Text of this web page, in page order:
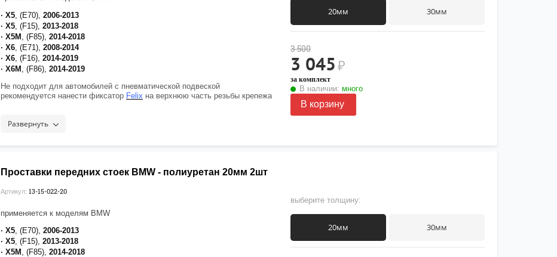
· X5 , (E70), 2006-2013
· X5 , (F15), 2013-2018
· X5M
, (F85), 2014-2018
· X6 , (E71), 2008-2014
· X6 , (F16), 2014-2019
· X6M
, (F86), 2014-2019
Не подходит для автомобилей с пневматической подвеской
рекомендуется нанести фиксатор Felix на верхнюю часть резьбы крепежа
Развернуть
20мм 30мм
3 500
3 045 ₽
за комплект
В наличии: много
В корзину
Проставки передних стоек BMW - полиуретан 20мм 2шт
Артикул: 13-15-022-20
применяется к моделям BMW
· X5 , (E70), 2006-2013
· X5 , (F15), 2013-2018
· X5M
, (F85), 2014-2018
выберите толщину:
20мм 30мм